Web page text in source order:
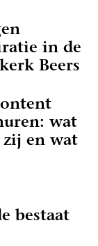
in de
Beers
wat
en wat
bestaat